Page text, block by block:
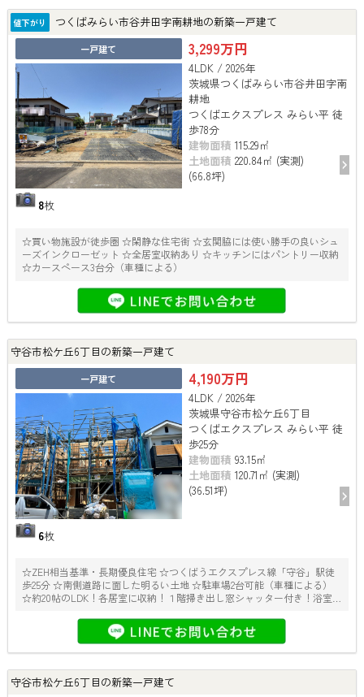
値下がり つくばみらい市谷井田字南耕地の新築一戸建て
一戸建て
8枚
3,299万円
4LDK / 2026年
茨城県つくばみらい市谷井田字南
耕地
つくばエクスプレス みらい平 徒
歩78分
建物面積 115.29㎡
土地面積 220.84㎡ (実測)
(66.8坪)
☆買い物施設が徒歩圏 ☆閑静な住宅街 ☆玄関脇には使い勝手の良いシュ
ーズインクローゼット ☆全居室収納あり ☆キッチンにはパントリー収納
☆カースペース3台分（車種による）
守谷市松ケ丘6丁目の新築一戸建て
一戸建て
6枚
4,190万円
4LDK / 2026年
茨城県守谷市松ケ丘6丁目
つくばエクスプレス みらい平 徒
歩25分
建物面積 93.15㎡
土地面積 120.71㎡ (実測)
(36.51坪)
☆ZEH相当基準・長期優良住宅 ☆つくばうエクスプレス線「守谷」駅徒
歩25分 ☆南側道路に面した明るい土地 ☆駐車場2台可能（車種による）
☆約20帖のLDK！各居室に収納！１階掃き出し窓シャッター付き！浴室
守谷市松ケ丘6丁目の新築一戸建て